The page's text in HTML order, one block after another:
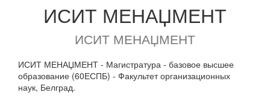
ИСИТ МЕНАЏМЕНТ
ИСИТ МЕНАЏМЕНТ
ИСИТ МЕНАЏМЕНТ - Магистратура - базовое высшее
образование (60ЕСПБ) - Факультет организационных
наук, Белград.